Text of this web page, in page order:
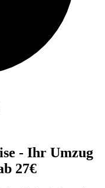
- Ihr Umzug
27€